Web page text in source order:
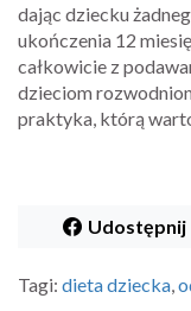
dając dziecku
ukończenia 12
całkowicie z
dzieciom
praktyka, którą
Udostępnij
Tagi: dieta dziecka